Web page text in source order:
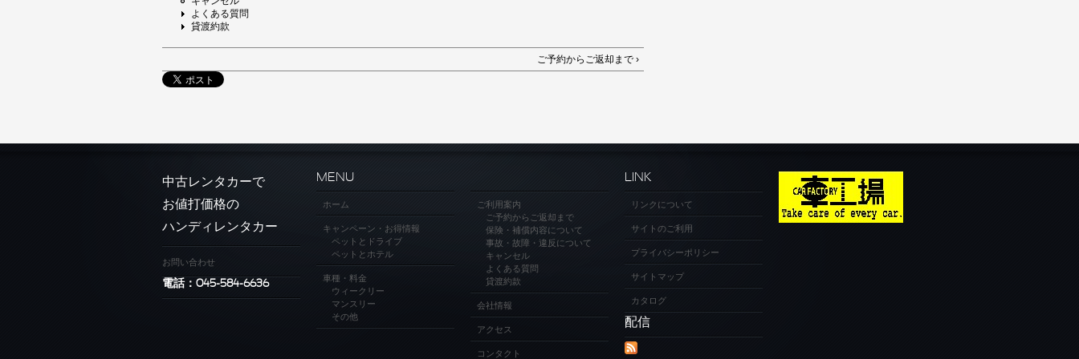
よくある質問
貸渡約款
ご予約からご返却まで ›
中古レンタカーで
お値打価格の
ハンディレンタカー
お問い合わせ
電話：045-584-6636
MENU
ホーム
キャンペーン・お得情報
ペットとドライブ
ペットとホテル
車種・料金
ウィークリー
マンスリー
その他
ご利用案内
ご予約からご返却まで
保険・補償内容について
事故・故障・違反について
キャンセル
よくある質問
貸渡約款
会社情報
アクセス
コンタクト
LINK
リンクについて
サイトのご利用
プライバシーポリシー
サイトマップ
カタログ
配信